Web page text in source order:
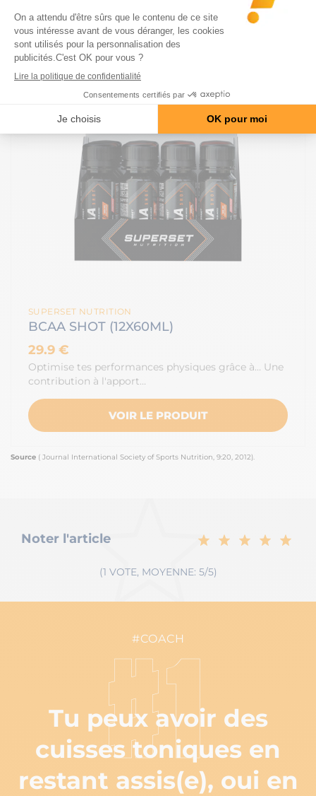
SUPERSET NUTRITION
BCAA SHOT (12X60ML)
29.9 €
Optimise tes performances physiques grâce à… Une
contribution à l'apport…
VOIR LE PRODUIT
Source ( Journal International Society of Sports Nutrition, 9:20, 2012).
Noter l'article
(1 VOTE, MOYENNE: 5/5)
#COACH
#1
Tu peux avoir des
cuisses toniques en
restant assis(e), oui en